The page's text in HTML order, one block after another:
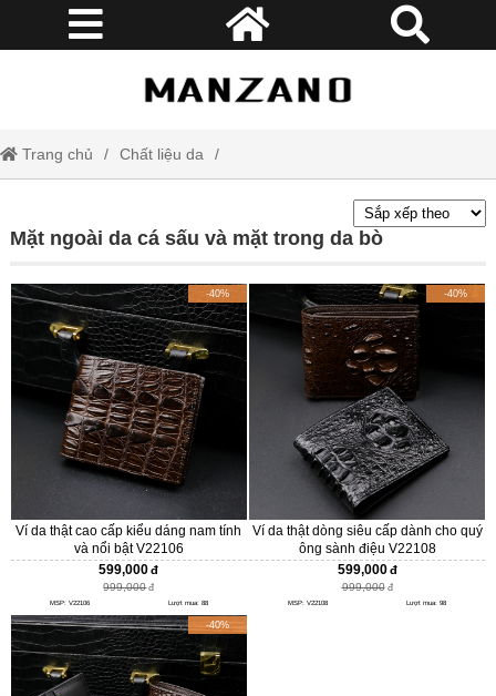
Trang chủ Chất liệu da
Mặt ngoài da cá sấu và mặt trong da bò
-40%
Ví da thật cao cấp kiểu dáng nam tính
và nổi bật V22106
599,000
999,000
MSP: V22106 Lượt mua: 88
-40%
Ví da thật dòng siêu cấp dành cho quý
ông sành điệu V22108
599,000
999,000
MSP: V22108 Lượt mua: 98
-40%